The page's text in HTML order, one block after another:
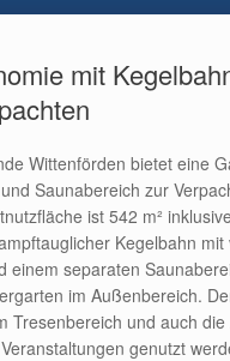
mit
Wittenförden bietet eine
Saunabereich zur
ist 542 m²
Kegelbahn mit
einem separaten
im Außenbereich.
Tresenbereich und auch
genutzt